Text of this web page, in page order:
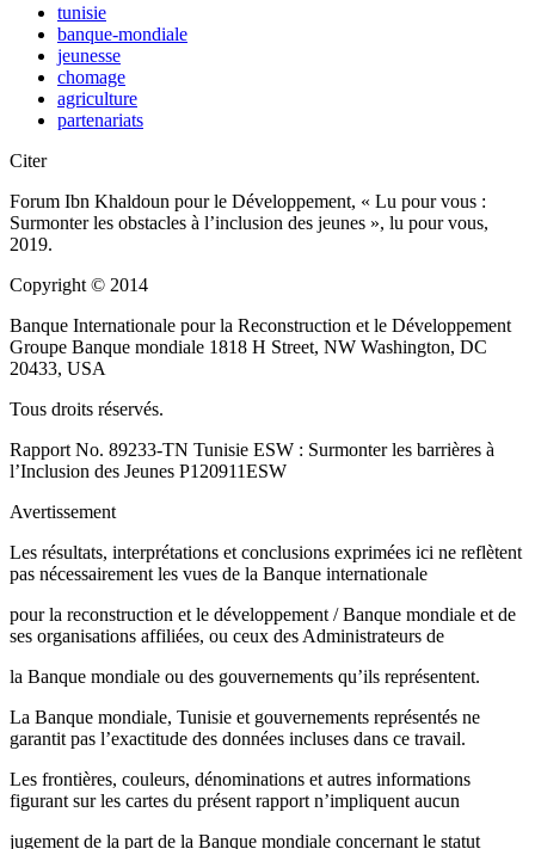
tunisie
banque-mondiale
jeunesse
chomage
agriculture
partenariats
Citer
Forum Ibn Khaldoun pour le Développement, « Lu pour vous :
Surmonter les obstacles à l’inclusion des jeunes », lu pour vous,
2019.
Copyright © 2014
Banque Internationale pour la Reconstruction et le Développement
Groupe Banque mondiale 1818 H Street, NW Washington, DC
20433, USA
Tous droits réservés.
Rapport No. 89233-TN Tunisie ESW : Surmonter les barrières à
l’Inclusion des Jeunes P120911­ESW
Avertissement
Les résultats, interprétations et conclusions exprimées ici ne reflètent
pas nécessairement les vues de la Banque internationale
pour la reconstruction et le développement / Banque mondiale et de
ses organisations affiliées, ou ceux des Administrateurs de
la Banque mondiale ou des gouvernements qu’ils représentent.
La Banque mondiale, Tunisie et gouvernements représentés ne
garantit pas l’exactitude des données incluses dans ce travail.
Les frontières, couleurs, dénominations et autres informations
figurant sur les cartes du présent rapport n’impliquent aucun
jugement de la part de la Banque mondiale concernant le statut